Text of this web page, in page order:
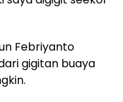
Febriyanto
gigitan buaya